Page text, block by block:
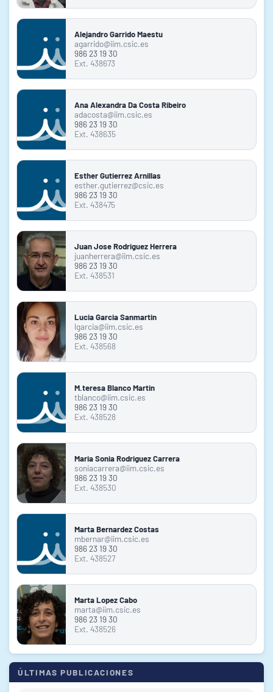
Alejandro Garrido Maestu
agarrido@iim.csic.es
986 23 19 30
Ext. 438673
Ana Alexandra Da Costa Ribeiro
adacosta@iim.csic.es
986 23 19 30
Ext. 438635
Esther Gutierrez Arnillas
esther.gutierrez@csic.es
986 23 19 30
Ext. 438475
Juan Jose Rodriguez Herrera
juanherrera@iim.csic.es
986 23 19 30
Ext. 438531
Lucia Garcia Sanmartin
lgarcia@iim.csic.es
986 23 19 30
Ext. 438568
M.teresa Blanco Martin
tblanco@iim.csic.es
986 23 19 30
Ext. 438528
Maria Sonia Rodriguez Carrera
soniacarrera@iim.csic.es
986 23 19 30
Ext. 438530
Marta Bernardez Costas
mbernar@iim.csic.es
986 23 19 30
Ext. 438527
Marta Lopez Cabo
marta@iim.csic.es
986 23 19 30
Ext. 438526
ÚLTIMAS PUBLICACIONES